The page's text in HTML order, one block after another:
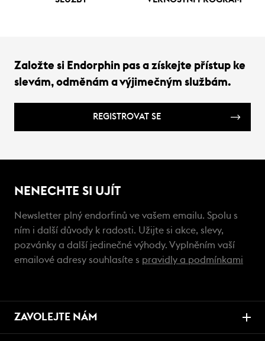
Založte si Endorphin pas a získejte přístup ke
slevám, odměnám a výjimečným službám.
REGISTROVAT SE
NENECHTE SI UJÍT
Newsletter plný endorfinů ve vašem emailu. Spolu s
ním i další důvody k radosti. Užijte si akce, slevy,
pozvánky a další jedinečné výhody. Vyplněním vaší
emailové adresy souhlasíte s pravidly a podmínkami
ZAVOLEJTE NÁM